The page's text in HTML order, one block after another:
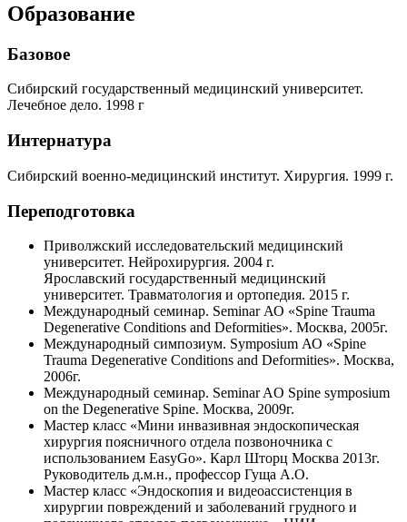
Образование
Базовое
Сибирский государственный медицинский университет.
Лечебное дело. 1998 г
Интернатура
Сибирский военно-медицинский институт. Хирургия. 1999 г.
Переподготовка
Приволжский исследовательский медицинский
университет. Нейрохирургия. 2004 г.
Ярославский государственный медицинский
университет. Травматология и ортопедия. 2015 г.
Международный семинар. Seminar АО «Spine Trauma
Degenerative Conditions and Deformities». Москва, 2005г.
Международный симпозиум. Symposium АО «Spine
Trauma Degenerative Conditions and Deformities». Москва,
2006г.
Международный семинар. Seminar AO Spine symposium
on the Degenerative Spine. Москва, 2009г.
Мастер класс «Мини инвазивная эндоскопическая
хирургия поясничного отдела позвоночника с
использованием EasyGo». Карл Шторц Москва 2013г.
Руководитель д.м.н., профессор Гуща А.О.
Мастер класс «Эндоскопия и видеоассистенция в
хирургии повреждений и заболеваний грудного и